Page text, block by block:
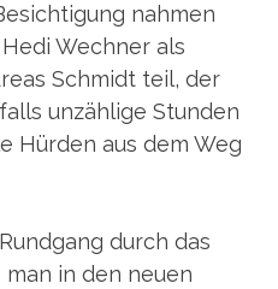
nahmen
Wechner als
Schmidt teil, der
unzählige Stunden
Hürden aus dem Weg
durch das
in den neuen